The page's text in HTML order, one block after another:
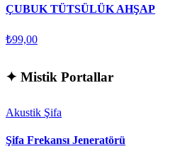
ÇUBUK TÜTSÜLÜK AHŞAP
₺99,00
✦ Mistik Portallar
Akustik Şifa
Şifa Frekansı Jeneratörü